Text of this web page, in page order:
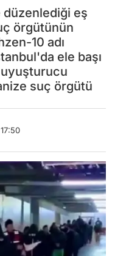
düzenlediği eş
örgütünün
10 adı
ele başı
suç örgütü